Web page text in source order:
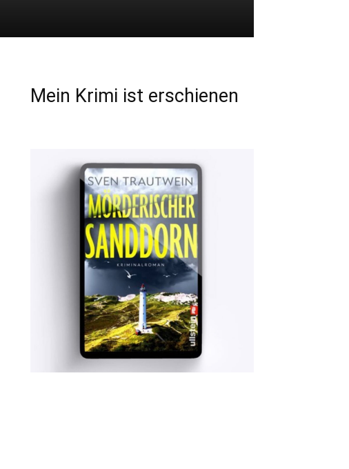
Mein Krimi ist erschienen